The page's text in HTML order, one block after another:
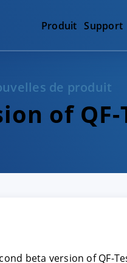
Produit Support
de produit
of
beta version of QF-